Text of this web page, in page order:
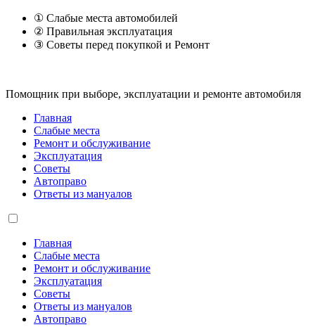
① Слабые места автомобилей
② Правильная эксплуатация
③ Советы перед покупкой и Ремонт
Помощник при выборе, эксплуатации и ремонте автомобиля
Главная
Слабые места
Ремонт и обслуживание
Эксплуатация
Советы
Автоправо
Ответы из мануалов
Главная
Слабые места
Ремонт и обслуживание
Эксплуатация
Советы
Ответы из мануалов
Автоправо